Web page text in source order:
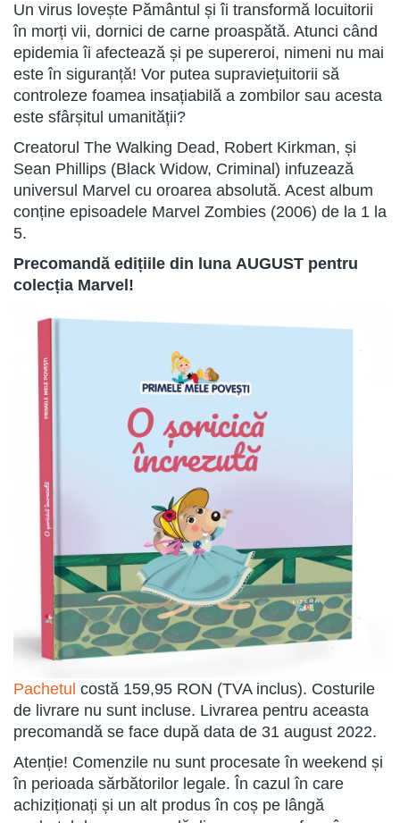
Un virus lovește Pământul și îi transformă locuitorii
în morți vii, dornici de carne proaspătă. Atunci când
epidemia îi afectează și pe supereroi, nimeni nu mai
este în siguranță! Vor putea supraviețuitorii să
controleze foamea insațiabilă a zombilor sau acesta
este sfârșitul umanității?
Creatorul The Walking Dead, Robert Kirkman, și
Sean Phillips (Black Widow, Criminal) infuzează
universul Marvel cu oroarea absolută. Acest album
conține episoadele Marvel Zombies (2006) de la 1 la
5.
Precomandă edițiile din luna AUGUST pentru
colecția Marvel!
Pachetul costă 159,95 RON (TVA inclus). Costurile
de livrare nu sunt incluse. Livrarea pentru aceasta
precomandă se face după data de 31 august 2022.
Atenție! Comenzile nu sunt procesate în weekend și
în perioada sărbătorilor legale. În cazul în care
achiziționați și un alt produs în coș pe lângă